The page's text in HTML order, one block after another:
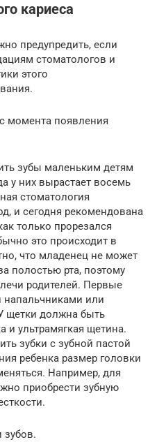
кариеса
предупредить, если
стоматологов и
этого
момента появления
зубы маленьким детям
у них вырастает восемь
стоматология
и сегодня рекомендована
только прорезался
это происходит в
что младенец не может
полостью рта, поэтому
родителей. Первые
напальчниками или
щетки должна быть
и ультрамягкая щетина.
зубки с зубной пастой
ребенка размер головки
Например, для
приобрести зубную
зубов.